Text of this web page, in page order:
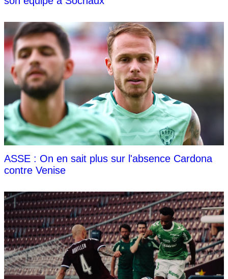
ASSE : On en sait plus sur l'absence Cardona
contre Venise